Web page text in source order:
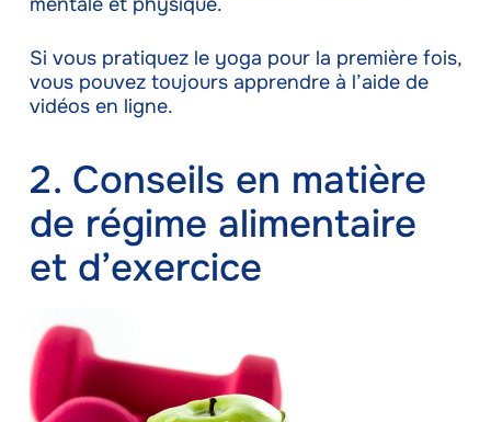
Si vous pratiquez le yoga pour la première fois,
vous pouvez toujours apprendre à l’aide de
vidéos en ligne.
2. Conseils en matière
de régime alimentaire
et d’exercice